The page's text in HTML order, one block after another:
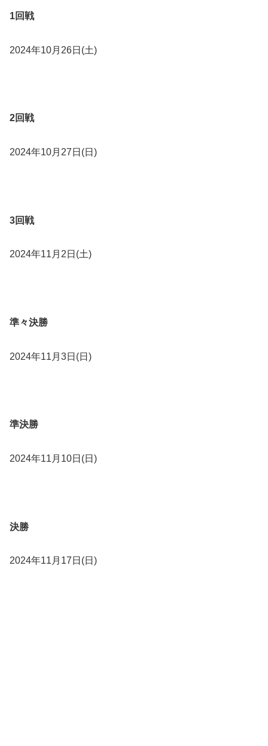
1回戦
2024年10月26日(土)
2回戦
2024年10月27日(日)
3回戦
2024年11月2日(土)
準々決勝
2024年11月3日(日)
準決勝
2024年11月10日(日)
決勝
2024年11月17日(日)